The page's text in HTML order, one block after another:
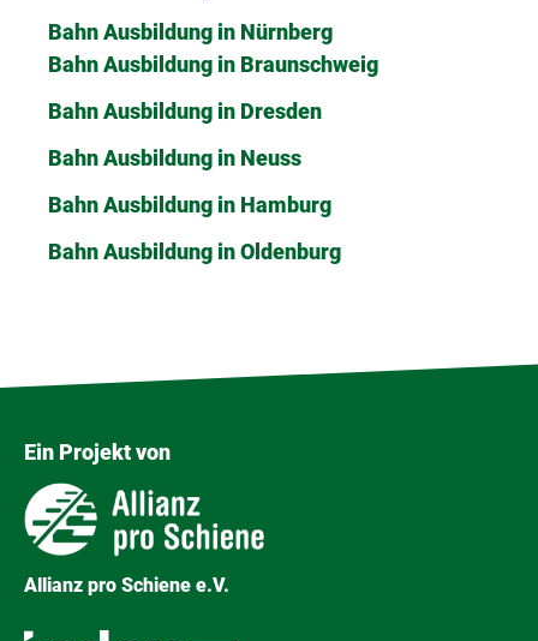
Bahn Ausbildung in Nürnberg
Bahn Ausbildung in Braunschweig
Bahn Ausbildung in Dresden
Bahn Ausbildung in Neuss
Bahn Ausbildung in Hamburg
Bahn Ausbildung in Oldenburg
Ein Projekt von
Allianz pro Schiene e.V.